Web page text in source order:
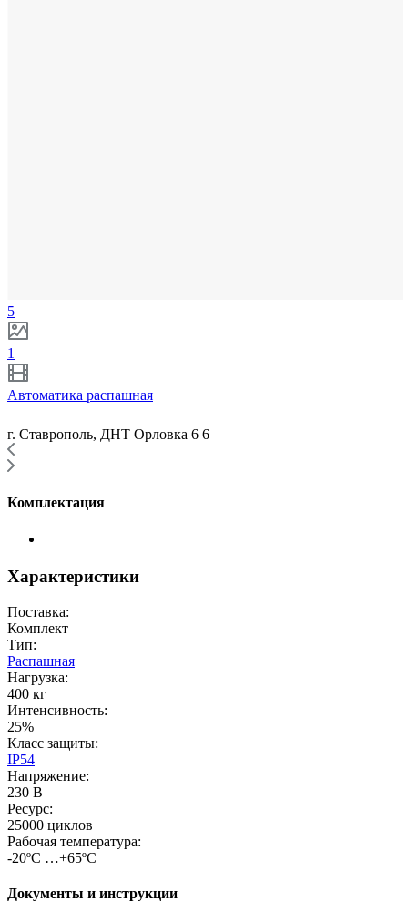
5
1
Автоматика распашная
г. Ставрополь, ДНТ Орловка 6 6
Комплектация
Характеристики
Поставка:
Комплект
Тип:
Распашная
Нагрузка:
400 кг
Интенсивность:
25%
Класс защиты:
IP54
Напряжение:
230 В
Ресурс:
25000 циклов
Рабочая температура:
-20ºС …+65ºС
Документы и инструкции